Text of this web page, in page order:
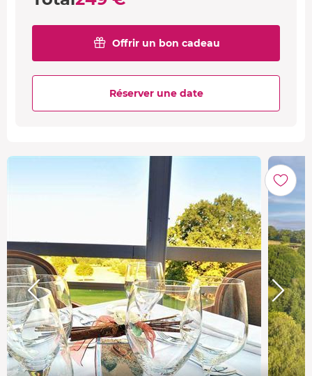
Offrir un bon cadeau
Réserver une date